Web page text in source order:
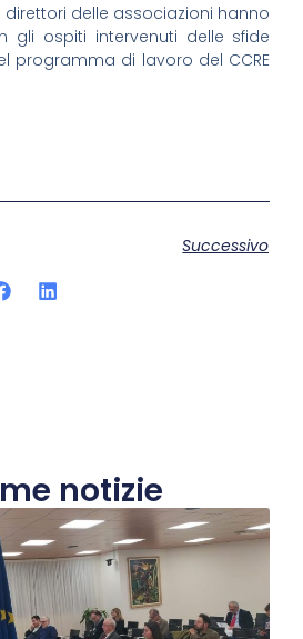
direttori delle associazioni hanno
gli ospiti intervenuti delle sfide
programma di lavoro del CCRE
Successivo
notizie